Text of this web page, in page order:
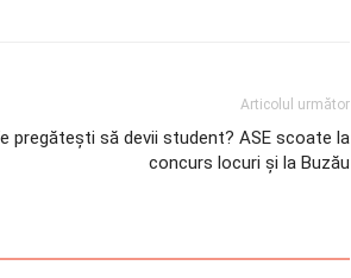
Articolul următor
pregătești să devii student? ASE scoate la
concurs locuri și la Buzău